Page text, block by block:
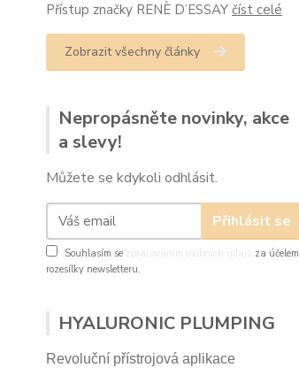
Přístup značky RENÈ D’ESSAY číst celé
Zobrazit všechny články
Nepropásněte novinky, akce
a slevy!
Můžete se kdykoli odhlásit.
Přihlásit se
Souhlasím se zpracováním osobních údajů
za účelem
rozesílky newsletteru.
HYALURONIC PLUMPING
Revoluční přístrojová aplikace